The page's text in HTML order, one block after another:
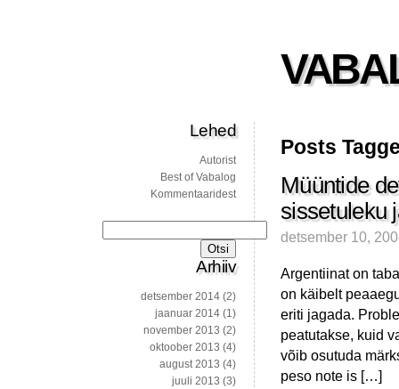
Posts
Müüntide
sissetuleku
detsember 10,
Argentiinat on
on käibelt
eriti jagada.
peatutakse, kuid
võib osutuda
peso note is […]
Lehed
Autorist
Best of Vabalog
Kommentaaridest
Arhiiv
detsember 2014 (2)
jaanuar 2014 (1)
november 2013 (2)
oktoober 2013 (4)
august 2013 (4)
juuli 2013 (3)